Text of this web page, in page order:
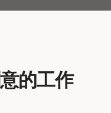
的工作